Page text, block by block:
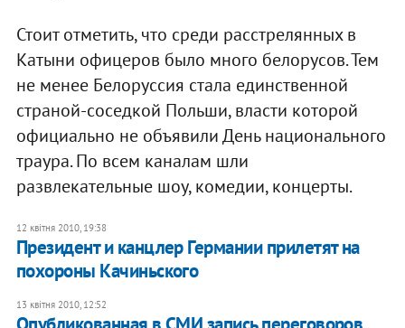
Стоит отметить, что среди расстрелянных в
Катыни офицеров было много белорусов. Тем
не менее Белоруссия стала единственной
страной-соседкой Польши, власти которой
официально не объявили День национального
траура. По всем каналам шли
развлекательные шоу, комедии, концерты.
12 квітня 2010, 19:38
Президент и канцлер Германии прилетят на
похороны Качиньского
13 квітня 2010, 12:52